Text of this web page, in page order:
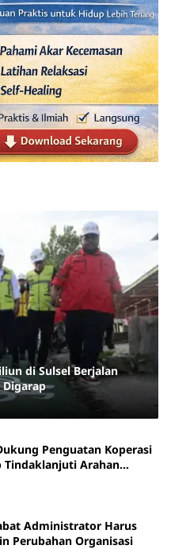
di Sulsel Berjalan
Digarap
Penguatan Koperasi
Tindaklanjuti Arahan
Administrator Harus
Perubahan Organisasi